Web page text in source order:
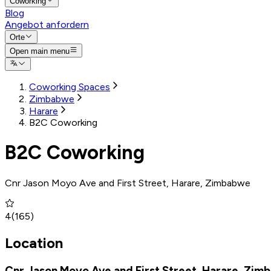
Blog
Angebot anfordern
Orte
Open main menu
Coworking Spaces
Zimbabwe
Harare
B2C Coworking
B2C Coworking
Cnr Jason Moyo Ave and First Street, Harare, Zimbabwe
4(165)
Location